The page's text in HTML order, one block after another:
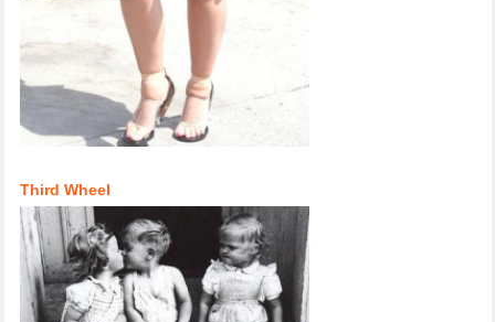
Third Wheel